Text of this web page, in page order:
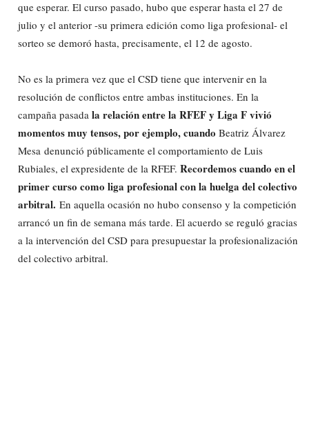
que esperar. El curso pasado, hubo que esperar hasta el 27 de
julio y el anterior -su primera edición como liga profesional- el
sorteo se demoró hasta, precisamente, el 12 de agosto.
No es la primera vez que el CSD tiene que intervenir en la
resolución de conflictos entre ambas instituciones. En la
campaña pasada la relación entre la RFEF y Liga F vivió
momentos muy tensos, por ejemplo, cuando Beatriz Álvarez
Mesa denunció públicamente el comportamiento de Luis
Rubiales, el expresidente de la RFEF. Recordemos cuando en el
primer curso como liga profesional con la huelga del colectivo
arbitral. En aquella ocasión no hubo consenso y la competición
arrancó un fin de semana más tarde. El acuerdo se reguló gracias
a la intervención del CSD para presupuestar la profesionalización
del colectivo arbitral.